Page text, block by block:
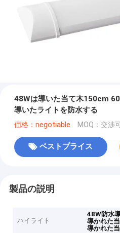
48Wは導いた当て木150cm
導いたライトを防水する
価格：negotiable MOQ：交渉
ベストプライス
製品の説明
ハイライト
48W防水
導かれた
導かれた